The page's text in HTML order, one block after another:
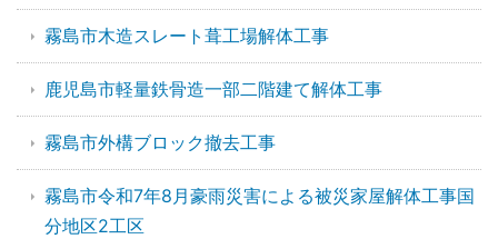
霧島市木造スレート葺工場解体工事
鹿児島市軽量鉄骨造一部二階建て解体工事
霧島市外構ブロック撤去工事
霧島市令和7年8月豪雨災害による被災家屋解体工事国
分地区2工区